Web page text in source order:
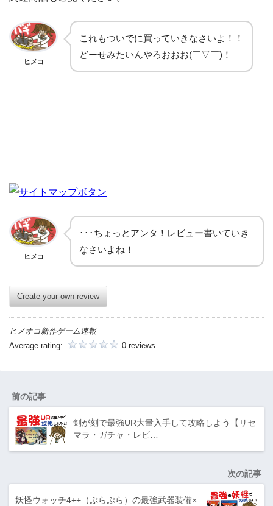
ヒメコ
これもついでに買っていきなさいよ！！
どーせみたいんやろおおお(￣▽￣)！
ヒメコ
･･･ちょっとアンタ！レビュー書いていき
なさいよね！
Create your own review
ヒメオコ新作ゲーム速報
Average rating:
0 reviews
前の記事
剣が刻で最強UR大量入手して攻略しよう【リセ
マラ・ガチャ・レビ…
次の記事
妖怪ウォッチ4++（ぷらぷら）の最強武器装備×